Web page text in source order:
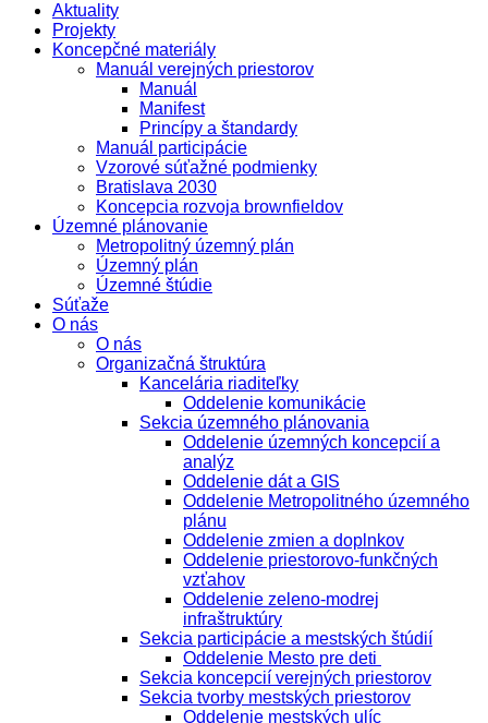
Aktuality
Projekty
Koncepčné materiály
Manuál verejných priestorov
Manuál
Manifest
Princípy a štandardy
Manuál participácie
Vzorové súťažné podmienky
Bratislava 2030
Koncepcia rozvoja brownfieldov
Územné plánovanie
Metropolitný územný plán
Územný plán
Územné štúdie
Súťaže
O nás
O nás
Organizačná štruktúra
Kancelária riaditeľky
Oddelenie komunikácie
Sekcia územného plánovania
Oddelenie územných koncepcií a
analýz
Oddelenie dát a GIS
Oddelenie Metropolitného územného
plánu
Oddelenie zmien a doplnkov
Oddelenie priestorovo-funkčných
vzťahov
Oddelenie zeleno-modrej
infraštruktúry
Sekcia participácie a mestských štúdií
Oddelenie Mesto pre deti
Sekcia koncepcií verejných priestorov
Sekcia tvorby mestských priestorov
Oddelenie mestských ulíc